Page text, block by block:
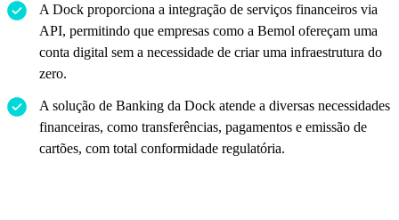
A Dock proporciona a integração de serviços financeiros via
API, permitindo que empresas como a Bemol ofereçam uma
conta digital sem a necessidade de criar uma infraestrutura do
zero.
A solução de Banking da Dock atende a diversas necessidades
financeiras, como transferências, pagamentos e emissão de
cartões, com total conformidade regulatória.